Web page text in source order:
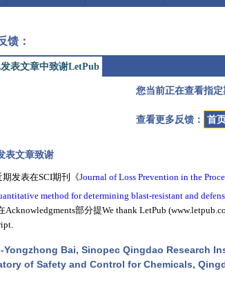
馈：
表文章中致谢LetPub
您当前正在查看指定
查看更多反馈： 首
表文章致谢
期发表在SCI期刊《Journal of Loss Prevention in the
method for determining blast-resistant and
Acknowledgments部分提We thank LetPub
Yongzhong Bai, Sinopec Qingdao Research
of Safety and Control for Chemicals,